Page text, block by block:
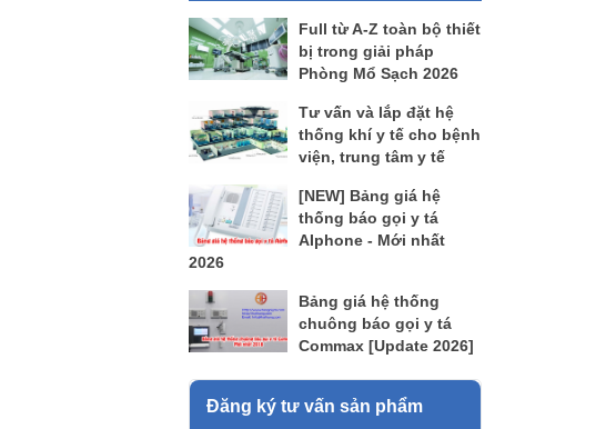
Full từ A-Z toàn bộ thiết
bị trong giải pháp
Phòng Mổ Sạch 2026
Tư vấn và lắp đặt hệ
thống khí y tế cho bệnh
viện, trung tâm y tế
[NEW] Bảng giá hệ
thống báo gọi y tá
AIphone - Mới nhất
2026
Bảng giá hệ thống
chuông báo gọi y tá
Commax [Update 2026]
Đăng ký tư vấn sản phẩm